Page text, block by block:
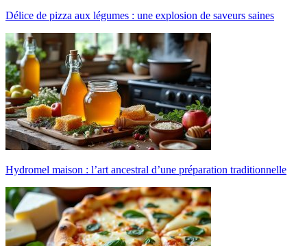
Délice de pizza aux légumes : une explosion de saveurs saines
Hydromel maison : l’art ancestral d’une préparation traditionnelle